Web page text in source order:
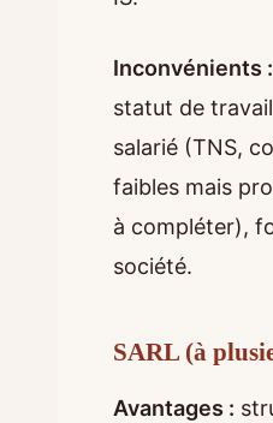
Inconvénients :
statut de
salarié (TNS,
faibles mais
à compléter),
société.
SARL (à
Avantages :